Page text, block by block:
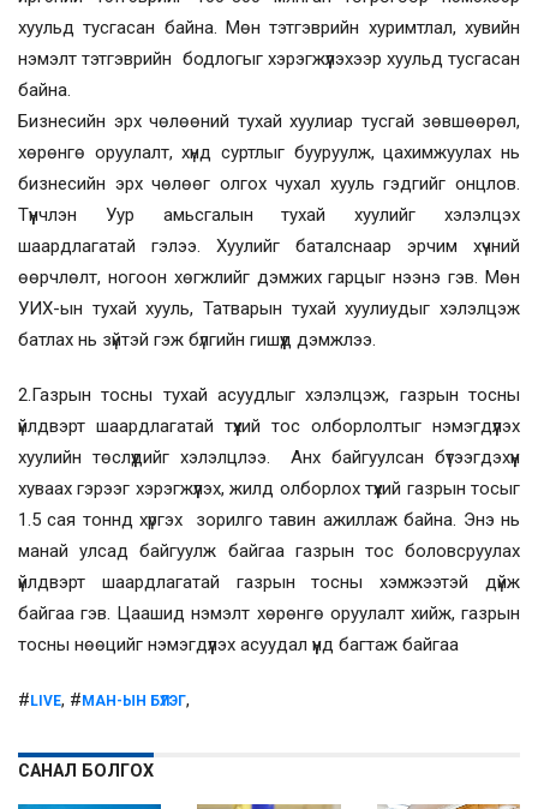
хуульд тусгасан байна. Мөн тэтгэврийн хуримтлал, хувийн
нэмэлт тэтгэврийн бодлогыг хэрэгжүүлэхээр хуульд тусгасан
байна.
Бизнесийн эрх чөлөөний тухай хуулиар тусгай зөвшөөрөл,
хөрөнгө оруулалт, хүнд суртлыг бууруулж, цахимжуулах нь
бизнесийн эрх чөлөөг олгох чухал хууль гэдгийг онцлов.
Түүнчлэн Уур амьсгалын тухай хуулийг хэлэлцэх
шаардлагатай гэлээ. Хуулийг баталснаар эрчим хүчний
өөрчлөлт, ногоон хөгжлийг дэмжих гарцыг нээнэ гэв. Мөн
УИХ-ын тухай хууль, Татварын тухай хуулиудыг хэлэлцэж
батлах нь зүйтэй гэж бүлгийн гишүүд дэмжлээ.
2.Газрын тосны тухай асуудлыг хэлэлцэж, газрын тосны
үйлдвэрт шаардлагатай түүхий тос олборлолтыг нэмэгдүүлэх
хуулийн төслүүдийг хэлэлцлээ. Анх байгуулсан бүтээгдэхүүн
хуваах гэрээг хэрэгжүүлэх, жилд олборлох түүхий газрын тосыг
1.5 сая тоннд хүргэх зорилго тавин ажиллаж байна. Энэ нь
манай улсад байгуулж байгаа газрын тос боловсруулах
үйлдвэрт шаардлагатай газрын тосны хэмжээтэй дүйж
байгаа гэв. Цаашид нэмэлт хөрөнгө оруулалт хийж, газрын
тосны нөөцийг нэмэгдүүлэх асуудал үүнд багтаж байгаа
# LIVE, # МАН-ЫН БҮЛЭГ,
САНАЛ БОЛГОХ